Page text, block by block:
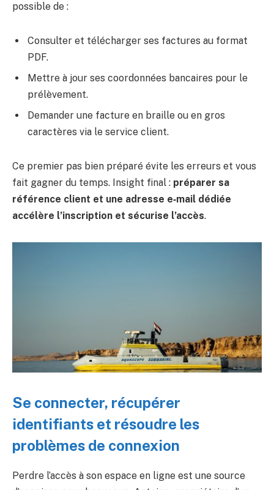
possible de :
Consulter et télécharger ses factures au format
PDF.
Mettre à jour ses coordonnées bancaires pour le
prélèvement.
Demander une facture en braille ou en gros
caractères via le service client.
Ce premier pas bien préparé évite les erreurs et vous
fait gagner du temps. Insight final : préparer sa
référence client et une adresse e‑mail dédiée
accélère l’inscription et sécurise l’accès.
Se connecter, récupérer
identifiants et résoudre les
problèmes de connexion
Perdre l’accès à son espace en ligne est une source